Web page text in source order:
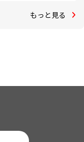
もっと見る